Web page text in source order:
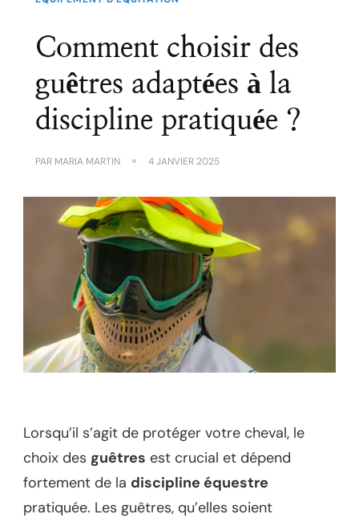
Comment choisir des
guêtres adaptées à la
discipline pratiquée ?
PAR MARIA MARTIN 4 JANVIER 2025
Lorsqu’il s’agit de protéger votre cheval, le
choix des guêtres est crucial et dépend
fortement de la discipline équestre
pratiquée. Les guêtres, qu’elles soient